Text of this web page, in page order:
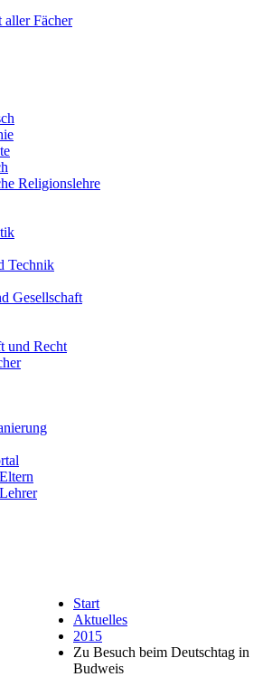
aller Fächer
Religionslehre
Technik
Gesellschaft
und Recht
Start
Aktuelles
2015
Zu Besuch beim Deutschtag in
Budweis